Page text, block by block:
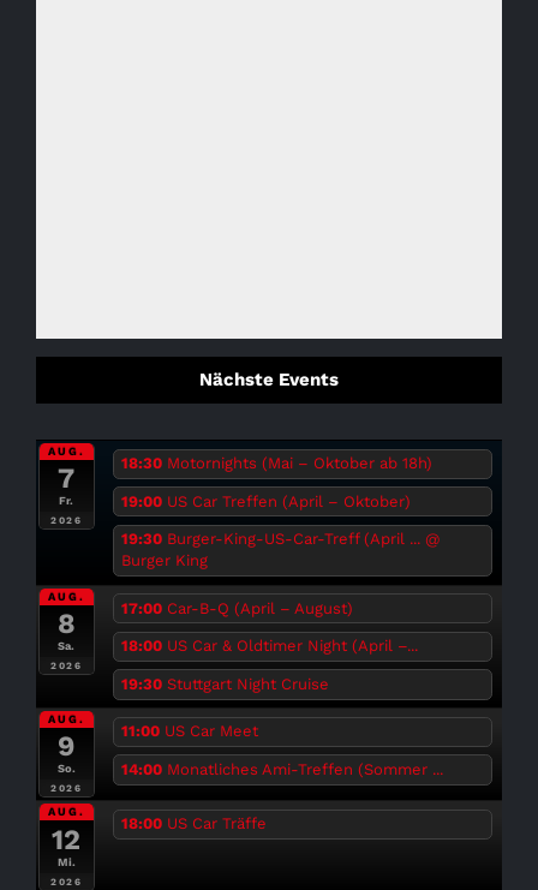
Nächste Events
AUG.
7
Fr.
2026
18:30 Motornights (Mai – Oktober ab 18h)
19:00 US Car Treffen (April – Oktober)
19:30 Burger-King-US-Car-Treff (April ... @
Burger King
AUG.
8
Sa.
2026
17:00 Car-B-Q (April – August)
18:00 US Car & Oldtimer Night (April –...
19:30 Stuttgart Night Cruise
AUG.
9
So.
2026
11:00 US Car Meet
14:00 Monatliches Ami-Treffen (Sommer ...
AUG.
12
Mi.
2026
18:00 US Car Träffe